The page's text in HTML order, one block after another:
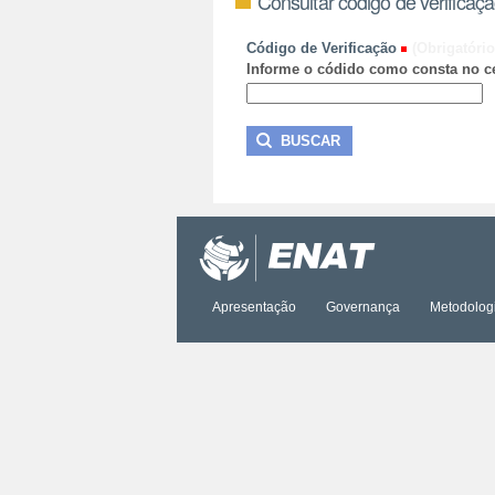
Código de Verificação
Informe o códido como consta no
Apresentação Governança